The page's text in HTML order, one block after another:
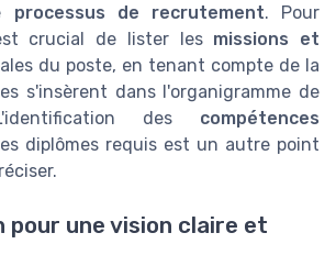
processus de recrutement. Pour
crucial de lister les missions et
du poste, en tenant compte de la
s'insèrent dans l'organigramme de
des compétences
diplômes requis est un autre point
pour une vision claire et